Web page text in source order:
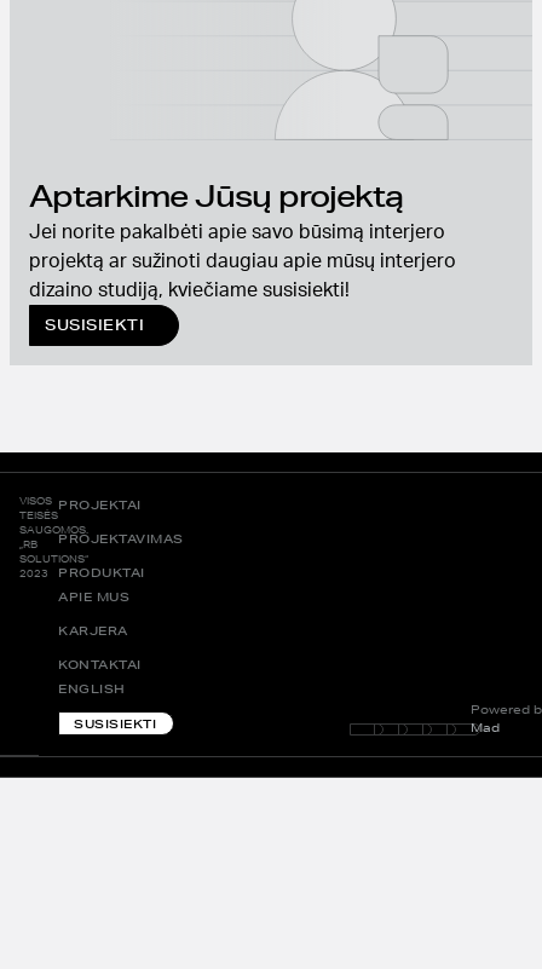
Aptarkime Jūsų projektą
Jei norite pakalbėti apie savo būsimą interjero
projektą ar sužinoti daugiau apie mūsų interjero
dizaino studiją, kviečiame susisiekti!
SUSISIEKTI
VISOS
TEISĖS
SAUGOMOS.
„RB
SOLUTIONS“
2023
PROJEKTAI
PROJEKTAVIMAS
PRODUKTAI
APIE MUS
KARJERA
KONTAKTAI
ENGLISH
SUSISIEKTI
Powered
Mad